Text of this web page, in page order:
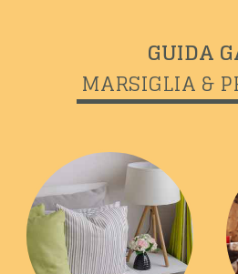
GUIDA
MARSIGLIA &